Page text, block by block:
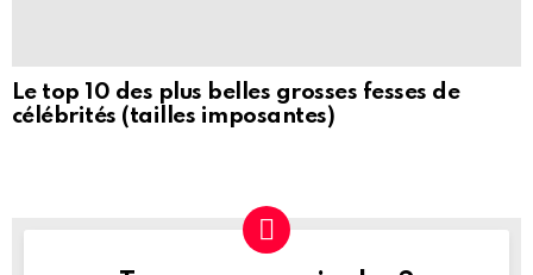
Le top 10 des plus belles grosses fesses de
célébrités (tailles imposantes)